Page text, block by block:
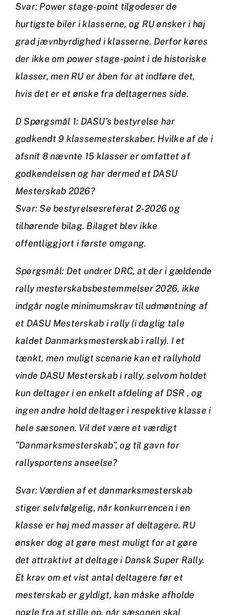
Svar: Power stage-point tilgodeser de
hurtigste biler i klasserne, og RU ønsker i høj
grad jævnbyrdighed i klasserne. Derfor køres
der ikke om power stage-point i de historiske
klasser, men RU er åben for at indføre det,
hvis det er et ønske fra deltagernes side.
D Spørgsmål 1: DASU’s bestyrelse har
godkendt 9 klassemesterskaber. Hvilke af de i
afsnit 8 nævnte 15 klasser er omfattet af
godkendelsen og har dermed et DASU
Mesterskab 2026?
Svar: Se bestyrelsesreferat 2-2026 og
tilhørende bilag. Bilaget blev ikke
offentliggjort i første omgang.
Spørgsmål: Det undrer DRC, at der i gældende
rally mesterskabsbestemmelser 2026, ikke
indgår nogle minimumskrav til udmøntning af
et DASU Mesterskab i rally (i daglig tale
kaldet Danmarksmesterskab i rally). I et
tænkt, men muligt scenarie kan et rallyhold
vinde DASU Mesterskab i rally, selvom holdet
kun deltager i en enkelt afdeling af DSR , og
ingen andre hold deltager i respektive klasse i
hele sæsonen. Vil det være et værdigt
”Danmarksmesterskab”, og til gavn for
rallysportens anseelse?
Svar: Værdien af et danmarksmesterskab
stiger selvfølgelig, når konkurrencen i en
klasse er høj med masser af deltagere. RU
ønsker dog at gøre mest muligt for at gøre
det attraktivt at deltage i Dansk Super Rally.
Et krav om et vist antal deltagere før et
mesterskab er gyldigt, kan måske afholde
nogle fra at stille op, når sæsonen skal